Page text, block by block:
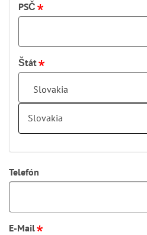
PSČ
Štát
Slovakia
Slovakia
Telefón
E-Mail